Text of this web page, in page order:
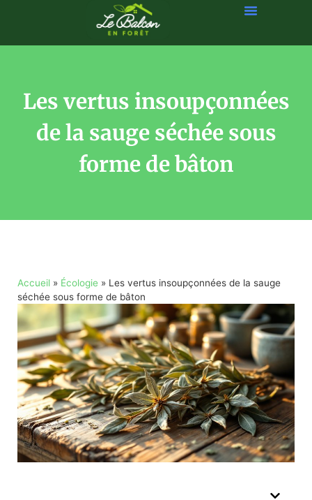
Les vertus insoupçonnées
de la sauge séchée sous
forme de bâton
Accueil » Écologie » Les vertus insoupçonnées de la sauge
séchée sous forme de bâton